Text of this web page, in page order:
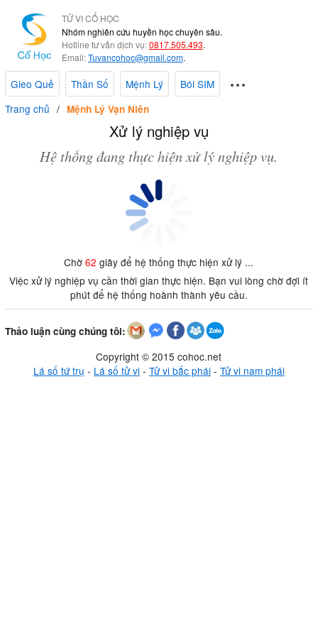
TỬ VI CỔ HỌC
Nhóm nghiên cứu huyền học chuyên sâu.
Hotline tư vấn dịch vụ:0817.505.493.
Email:Tuvancohoc@gmail.com.
Gieo Quẻ Thần Số Mệnh Lý
Bói SIM
Trang chủ
Mệnh Lý Vạn Niên
Xử lý nghiệp vụ
Hệ thống đang thực hiện xử lý nghiệp vụ.
Chờ62 giây để hệ thống thực hiện xử lý ...
Việc xử lý nghiệp vụ cần thời gian thực hiện. Bạn vui lòng chờ đợi ít
phút để hệ thống hoành thành yêu cầu.
Thảo luận cùng chúng tôi:
Copyright © 2015 cohoc.net
Lá số tứ trụ - Lá số tử vi- Tử vi bắc phái- Tử vi nam phái